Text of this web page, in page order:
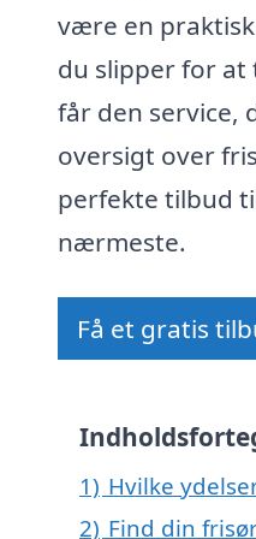
være en
du slipper for at
får den service,
oversigt over
perfekte tilbud
nærmeste.
Få et gratis
1) Hvilke
2) Find din